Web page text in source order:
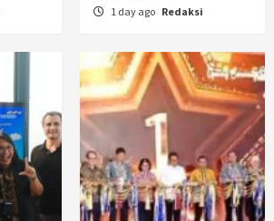
1 day ago Redaksi